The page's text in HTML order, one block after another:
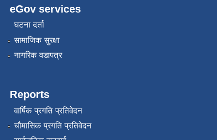
eGov services
घटना दर्ता
सामाजिक सुरक्षा
नागरिक वडापत्र
Reports
वार्षिक प्रगति प्रतिवेदन
चौमासिक प्रगति प्रतिवेदन